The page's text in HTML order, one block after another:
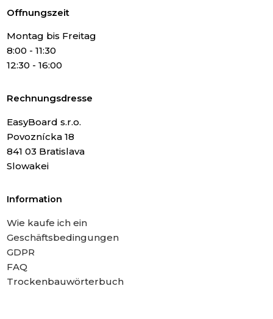
Offnungszeit
Montag bis Freitag
8:00 - 11:30
12:30 - 16:00
Rechnungsdresse
EasyBoard s.r.o.
Povoznícka 18
841 03 Bratislava
Slowakei
Information
Wie kaufe ich ein
Geschäftsbedingungen
GDPR
FAQ
Trockenbauwörterbuch